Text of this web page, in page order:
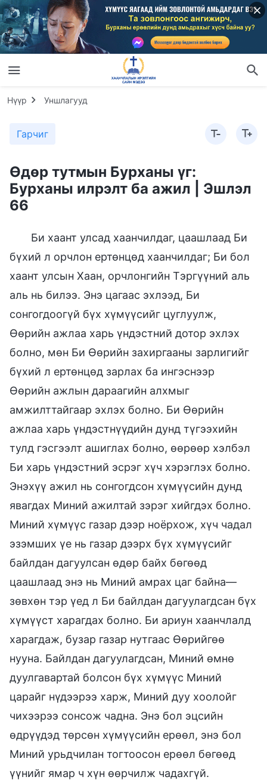
Нүүр Уншлагууд
Гарчиг
Өдөр тутмын Бурханы үг:
Бурханы илрэлт ба ажил | Эшлэл
66
Би хаант улсад хаанчилдаг, цаашлаад Би
бүхий л орчлон ертөнцөд хаанчилдаг; Би бол
хаант улсын Хаан, орчлонгийн Тэргүүний аль
аль нь билээ. Энэ цагаас эхлээд, Би
сонгогдоогүй бүх хүмүүсийг цуглуулж,
Өөрийн ажлаа харь үндэстний дотор эхлэх
болно, мөн Би Өөрийн захиргааны зарлигийг
бүхий л ертөнцөд зарлах ба ингэснээр
Өөрийн ажлын дараагийн алхмыг
амжилттайгаар эхлэх болно. Би Өөрийн
ажлаа харь үндэстнүүдийн дунд түгээхийн
тулд гэсгээлт ашиглах болно, өөрөөр хэлбэл
Би харь үндэстний эсрэг хүч хэрэглэх болно.
Энэхүү ажил нь сонгогдсон хүмүүсийн дунд
явагдах Миний ажилтай зэрэг хийгдэх болно.
Миний хүмүүс газар дээр ноёрхож, хүч чадал
эзэмших үе нь газар дээрх бүх хүмүүсийг
байлдан дагуулсан өдөр байх бөгөөд
цаашлаад энэ нь Миний амрах цаг байна—
зөвхөн тэр үед л Би байлдан дагуулагдсан бүх
хүмүүст харагдах болно. Би ариун хаанчлалд
харагдаж, бузар газар нутгаас Өөрийгөө
нууна. Байлдан дагуулагдсан, Миний өмнө
дуулгавартай болсон бүх хүмүүс Миний
царайг нүдээрээ харж, Миний дуу хоолойг
чихээрээ сонсож чадна. Энэ бол эцсийн
өдрүүдэд төрсөн хүмүүсийн ерөөл, энэ бол
Миний урьдчилан тогтоосон ерөөл бөгөөд
үүнийг ямар ч хүн өөрчилж чадахгүй.